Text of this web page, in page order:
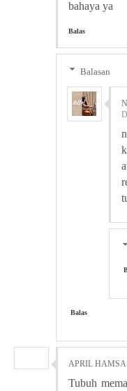
bahaya ya
Balas
Balasan
Balas
APRIL HAMSA
Tubuh